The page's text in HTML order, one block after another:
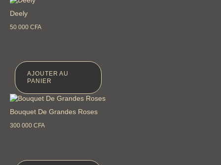
Deely
50 000 CFA
AJOUTER AU
PANIER
Bouquet De Grandes Roses
300 000 CFA